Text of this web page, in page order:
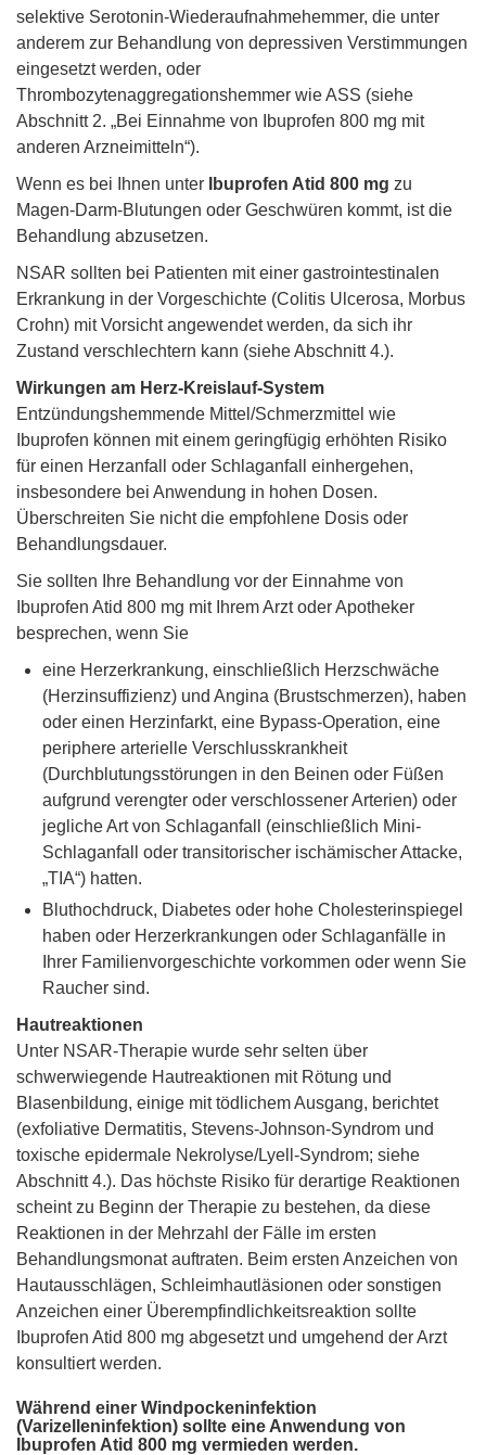
selektive Serotonin-Wiederaufnahmehemmer, die unter
anderem zur Behandlung von depressiven Verstimmungen
eingesetzt werden, oder
Thrombozytenaggregationshemmer wie ASS (siehe
Abschnitt 2. „Bei Einnahme von Ibuprofen 800 mg mit
anderen Arzneimitteln“).
Wenn es bei Ihnen unter
Ibuprofen Atid 800 mg zu
Magen-Darm-Blutungen oder Geschwüren kommt, ist die
Behandlung abzusetzen.
NSAR sollten bei Patienten mit einer gastrointestinalen
Erkrankung in der Vorgeschichte (Colitis Ulcerosa, Morbus
Crohn) mit Vorsicht angewendet werden, da sich ihr
Zustand verschlechtern kann (siehe Abschnitt 4.).
Wirkungen am Herz-Kreislauf-System
Entzündungshemmende Mittel/Schmerzmittel wie
Ibuprofen können mit einem geringfügig erhöhten Risiko
für einen Herzanfall oder Schlaganfall einhergehen,
insbesondere bei Anwendung in hohen Dosen.
Überschreiten Sie nicht die empfohlene Dosis oder
Behandlungsdauer.
Sie sollten Ihre Behandlung vor der Einnahme von
Ibuprofen Atid 800 mg mit Ihrem Arzt oder Apotheker
besprechen, wenn Sie
eine Herzerkrankung, einschließlich Herzschwäche
(Herzinsuffizienz) und Angina (Brustschmerzen), haben
oder einen Herzinfarkt, eine Bypass-Operation, eine
periphere arterielle Verschlusskrankheit
(Durchblutungsstörungen in den Beinen oder Füßen
aufgrund verengter oder verschlossener Arterien) oder
jegliche Art von Schlaganfall (einschließlich Mini-
Schlaganfall oder transitorischer ischämischer Attacke,
„TIA“) hatten.
Bluthochdruck, Diabetes oder hohe Cholesterinspiegel
haben oder Herzerkrankungen oder Schlaganfälle in
Ihrer Familienvorgeschichte vorkommen oder wenn Sie
Raucher sind.
Hautreaktionen
Unter NSAR-Therapie wurde sehr selten über
schwerwiegende Hautreaktionen mit Rötung und
Blasenbildung, einige mit tödlichem Ausgang, berichtet
(exfoliative Dermatitis, Stevens-Johnson-Syndrom und
toxische epidermale Nekrolyse/Lyell-Syndrom; siehe
Abschnitt 4.). Das höchste Risiko für derartige Reaktionen
scheint zu Beginn der Therapie zu bestehen, da diese
Reaktionen in der Mehrzahl der Fälle im ersten
Behandlungsmonat auftraten. Beim ersten Anzeichen von
Hautausschlägen, Schleimhautläsionen oder sonstigen
Anzeichen einer Überempfindlichkeitsreaktion sollte
Ibuprofen Atid 800 mg abgesetzt und umgehend der Arzt
konsultiert werden.
Während einer Windpockeninfektion
(Varizelleninfektion) sollte eine Anwendung von
Ibuprofen Atid 800 mg vermieden werden.